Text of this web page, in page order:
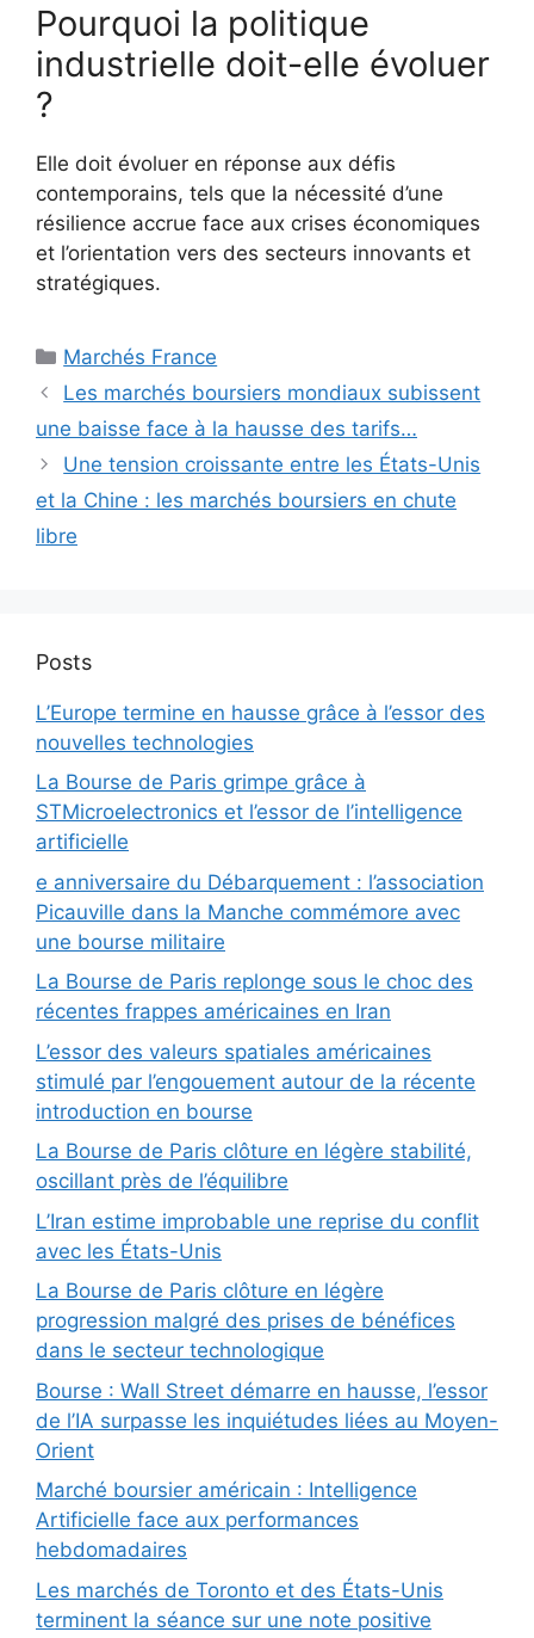
Pourquoi la politique
industrielle doit-elle évoluer
?
Elle doit évoluer en réponse aux défis
contemporains, tels que la nécessité d’une
résilience accrue face aux crises économiques
et l’orientation vers des secteurs innovants et
stratégiques.
Catégories
Marchés France
Les marchés boursiers mondiaux subissent
une baisse face à la hausse des tarifs…
Une tension croissante entre les États-Unis
et la Chine : les marchés boursiers en chute
libre
Posts
L’Europe termine en hausse grâce à l’essor des
nouvelles technologies
La Bourse de Paris grimpe grâce à
STMicroelectronics et l’essor de l’intelligence
artificielle
e anniversaire du Débarquement : l’association
Picauville dans la Manche commémore avec
une bourse militaire
La Bourse de Paris replonge sous le choc des
récentes frappes américaines en Iran
L’essor des valeurs spatiales américaines
stimulé par l’engouement autour de la récente
introduction en bourse
La Bourse de Paris clôture en légère stabilité,
oscillant près de l’équilibre
L’Iran estime improbable une reprise du conflit
avec les États-Unis
La Bourse de Paris clôture en légère
progression malgré des prises de bénéfices
dans le secteur technologique
Bourse : Wall Street démarre en hausse, l’essor
de l’IA surpasse les inquiétudes liées au Moyen-
Orient
Marché boursier américain : Intelligence
Artificielle face aux performances
hebdomadaires
Les marchés de Toronto et des États-Unis
terminent la séance sur une note positive